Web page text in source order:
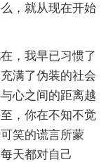
，就从现在开始
，我早已习惯了
满了伪装的社会
心之间的距离越
，你在不知不觉
笑的谎言所蒙
天都对自己